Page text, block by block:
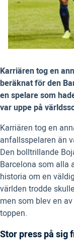
Karriären tog en
beräknat för den
en spelare som
var uppe på
Karriären tog en
anfallsspelaren än
Den bolltrillande
Barcelona som alla
historia om en
världen trodde
men som blev en
toppen.
Stor press på sig